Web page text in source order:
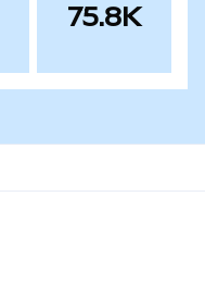
75.8K